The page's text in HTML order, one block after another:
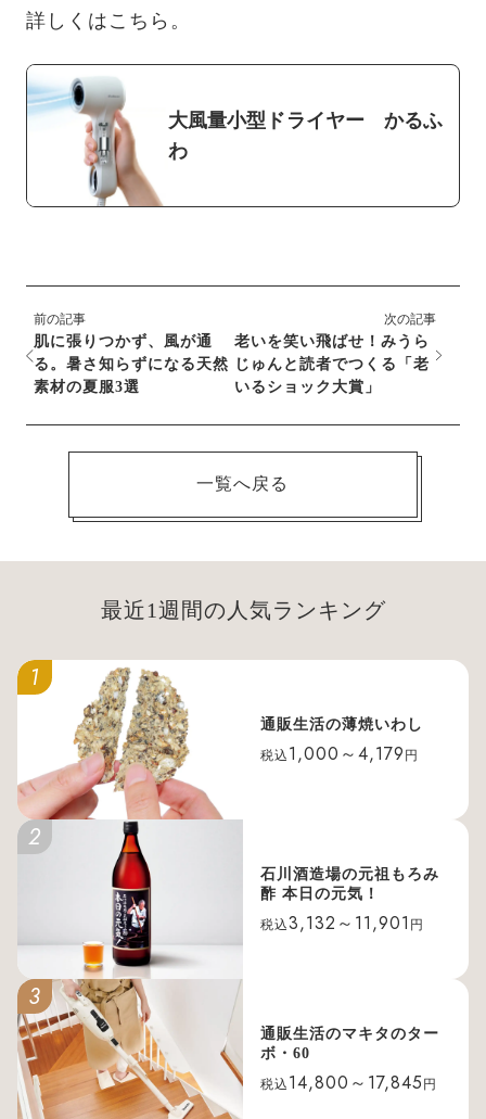
詳しくはこちら。
大風量小型ドライヤー かるふ
わ
前の記事
肌に張りつかず、風が通
る。暑さ知らずになる天然
素材の夏服3選
次の記事
老いを笑い飛ばせ！みうら
じゅんと読者でつくる「老
いるショック大賞」
一覧へ戻る
最近1週間の人気ランキング
1
通販生活の薄焼いわし
税込 1,000～4,179 円
2
石川酒造場の元祖もろみ
酢 本日の元気！
税込3,132～11,901 円
3
通販生活のマキタのター
ボ・60
税込 14,800～17,845 円